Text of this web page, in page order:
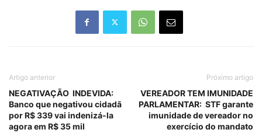
Artigo anterior
NEGATIVAÇÃO INDEVIDA:
Banco que negativou cidadã
por R$ 339 vai indenizá-la
agora em R$ 35 mil
Próximo artigo
VEREADOR TEM IMUNIDADE
PARLAMENTAR: STF garante
imunidade de vereador no
exercício do mandato